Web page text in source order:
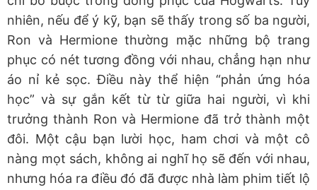
nhiên, nếu để ý kỹ, bạn sẽ thấy trong số ba người,
Ron và Hermione thường mặc những bộ trang
phục có nét tương đồng với nhau, chẳng hạn như
áo nỉ kẻ sọc. Điều này thể hiện “phản ứng hóa
học” và sự gắn kết từ từ giữa hai người, vì khi
trưởng thành Ron và Hermione đã trở thành một
đôi. Một cậu bạn lười học, ham chơi và một cô
nàng mọt sách, không ai nghĩ họ sẽ đến với nhau,
nhưng hóa ra điều đó đã được nhà làm phim tiết lộ